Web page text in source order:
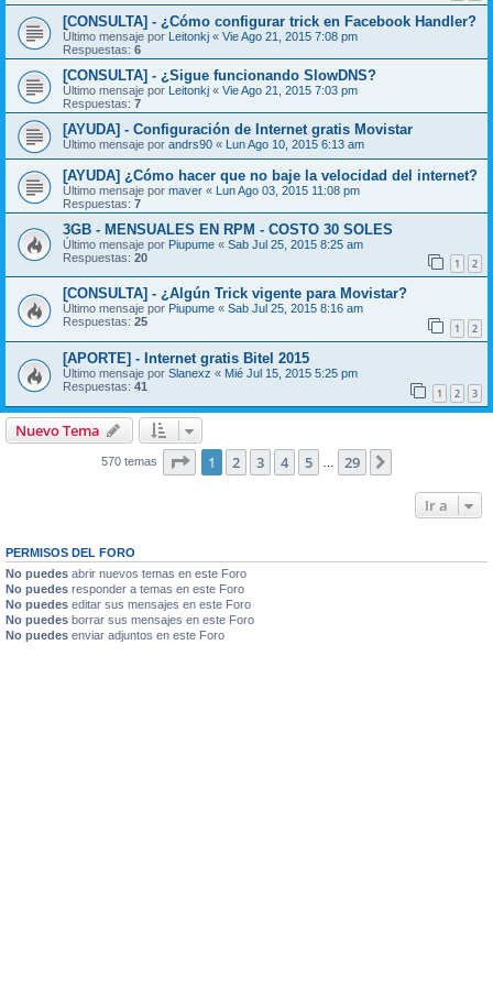
[CONSULTA] - ¿Cómo configurar trick en Facebook Handler?
Último mensaje por Leitonkj « Vie Ago 21, 2015 7:08 pm
Respuestas: 6
[CONSULTA] - ¿Sigue funcionando SlowDNS?
Último mensaje por Leitonkj « Vie Ago 21, 2015 7:03 pm
Respuestas: 7
[AYUDA] - Configuración de Internet gratis Movistar
Último mensaje por andrs90 « Lun Ago 10, 2015 6:13 am
[AYUDA] ¿Cómo hacer que no baje la velocidad del internet?
Último mensaje por maver « Lun Ago 03, 2015 11:08 pm
Respuestas: 7
3GB - MENSUALES EN RPM - COSTO 30 SOLES
Último mensaje por Piupume « Sab Jul 25, 2015 8:25 am
Respuestas: 20 1 2
[CONSULTA] - ¿Algún Trick vigente para Movistar?
Último mensaje por Piupume « Sab Jul 25, 2015 8:16 am
Respuestas: 25 1 2
[APORTE] - Internet gratis Bitel 2015
Último mensaje por Slanexz « Mié Jul 15, 2015 5:25 pm
Respuestas: 41 1 2 3
Nuevo Tema
570 temas Página de 29
1 2 3 4 5 29
Ir a
PERMISOS DEL FORO
No puedes abrir nuevos temas en este Foro
No puedes responder a temas en este Foro
No puedes editar sus mensajes en este Foro
No puedes borrar sus mensajes en este Foro
No puedes enviar adjuntos en este Foro